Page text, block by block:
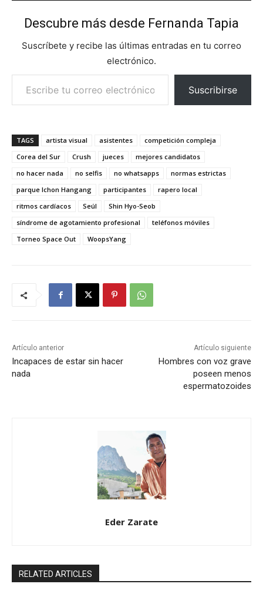
Descubre más desde Fernanda Tapia
Suscríbete y recibe las últimas entradas en tu correo
electrónico.
Escribe tu correo electrónico…
Suscribirse
TAGS artista visual asistentes
competición compleja
Corea del Sur
Crush jueces
mejores candidatos
no hacer nada
no selfis no whatsapps
normas estrictas
parque Ichon Hangang
participantes
rapero local
ritmos cardíacos
Seúl
Shin Hyo-Seob
síndrome de agotamiento profesional
teléfonos móviles
Torneo Space Out
WoopsYang
Artículo anterior
Incapaces de estar sin hacer
nada
Artículo siguiente
Hombres con voz grave
poseen menos
espermatozoides
Eder Zarate
RELATED ARTICLES